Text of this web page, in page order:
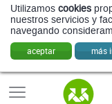
Utilizamos cookies
nuestros servicios y
navegando
aceptar más